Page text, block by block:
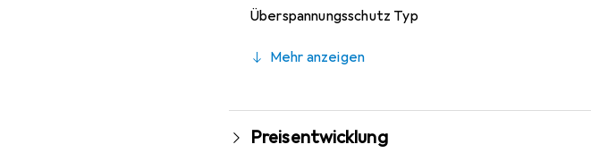
Überspannungsschutz Typ
Mehr anzeigen
Preisentwicklung